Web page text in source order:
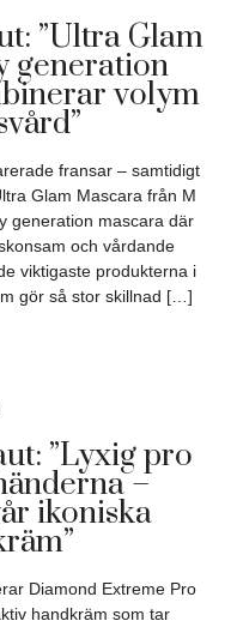
”Ultra Glam
generation
volym
fransar – samtidigt
Glam Mascara från M
generation mascara där
och vårdande
viktigaste produkterna i
gör så stor skillnad […]
”Lyxig pro
–
ikoniska
Diamond Extreme Pro
handkräm som tar